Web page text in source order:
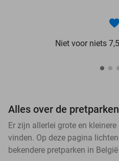
Niet voor niets
Alles over de
Er zijn allerlei grote en
vinden. Op deze pagina
bekendere pretparken in